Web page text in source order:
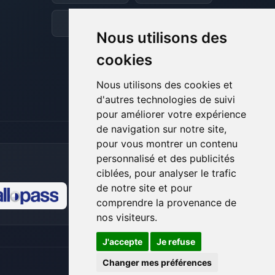
Nous utilisons des
cookies
Nous utilisons des cookies et
d'autres technologies de suivi
pour améliorer votre expérience
de navigation sur notre site,
pour vous montrer un contenu
personnalisé et des publicités
ciblées, pour analyser le trafic
de notre site et pour
comprendre la provenance de
nos visiteurs.
J'accepte
Je refuse
Changer mes préférences
et je vais remuer mes petits circuits
06/08/2026 à 13:14